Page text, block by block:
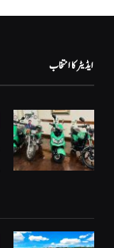
ایڈیٹر کا انتخاب